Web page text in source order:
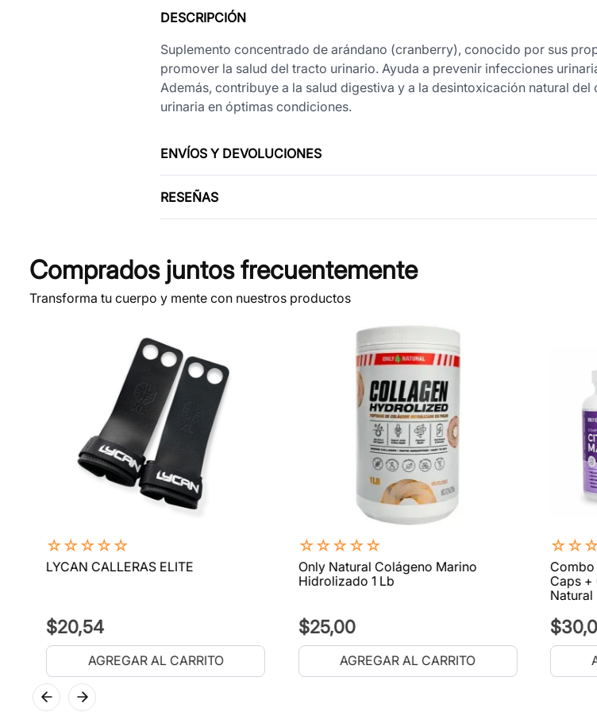
DESCRIPCIÓN
Suplemento concentrado de arándano (cranberry), conocido por sus
promover la salud del tracto urinario. Ayuda a prevenir infecciones
Además, contribuye a la salud digestiva y a la desintoxicación natural
urinaria en óptimas condiciones.
ENVÍOS Y DEVOLUCIONES
RESEÑAS
Comprados juntos frecuentemente
Transforma tu cuerpo y mente con nuestros productos
☆☆☆☆☆
LYCAN CALLERAS ELITE
$20,54
AGREGAR AL CARRITO
☆☆☆☆☆
Only Natural Colágeno Marino
Hidrolizado 1 Lb
$25,00
AGREGAR AL CARRITO
☆☆
Combo
Caps +
Natural
$30,